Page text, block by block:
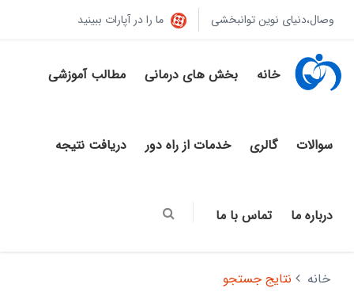
وصال،دنیای نوین توانبخشی ما را در آپارات ببینید
خانه بخش های درمانی مطالب آموزشی
سوالات گالری خدمات از راه دور دریافت نتیجه
درباره ما تماس با ما
خانه نتایج جستجو